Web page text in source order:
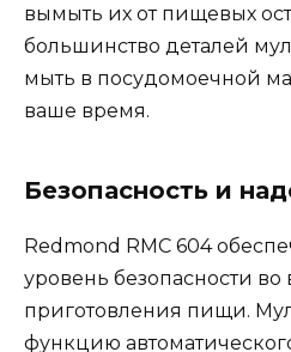
вымыть их от пищевых
большинство деталей
мыть в посудомоечной
ваше время.
Безопасность и
Redmond RMC 604
уровень безопасности во
приготовления пищи.
функцию